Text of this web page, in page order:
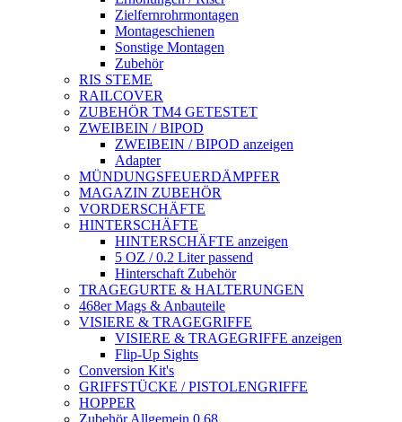
Zielfernrohrmontagen
Montageschienen
Sonstige Montagen
Zubehör
RIS STEME
RAILCOVER
ZUBEHÖR TM4 GETESTET
ZWEIBEIN / BIPOD
ZWEIBEIN / BIPOD anzeigen
Adapter
MÜNDUNGSFEUERDÄMPFER
MAGAZIN ZUBEHÖR
VORDERSCHÄFTE
HINTERSCHÄFTE
HINTERSCHÄFTE anzeigen
5 OZ / 0.2 Liter passend
Hinterschaft Zubehör
TRAGEGURTE & HALTERUNGEN
468er Mags & Anbauteile
VISIERE & TRAGEGRIFFE
VISIERE & TRAGEGRIFFE anzeigen
Flip-Up Sights
Conversion Kit's
GRIFFSTÜCKE / PISTOLENGRIFFE
HOPPER
Zubehör Allgemein 0.68